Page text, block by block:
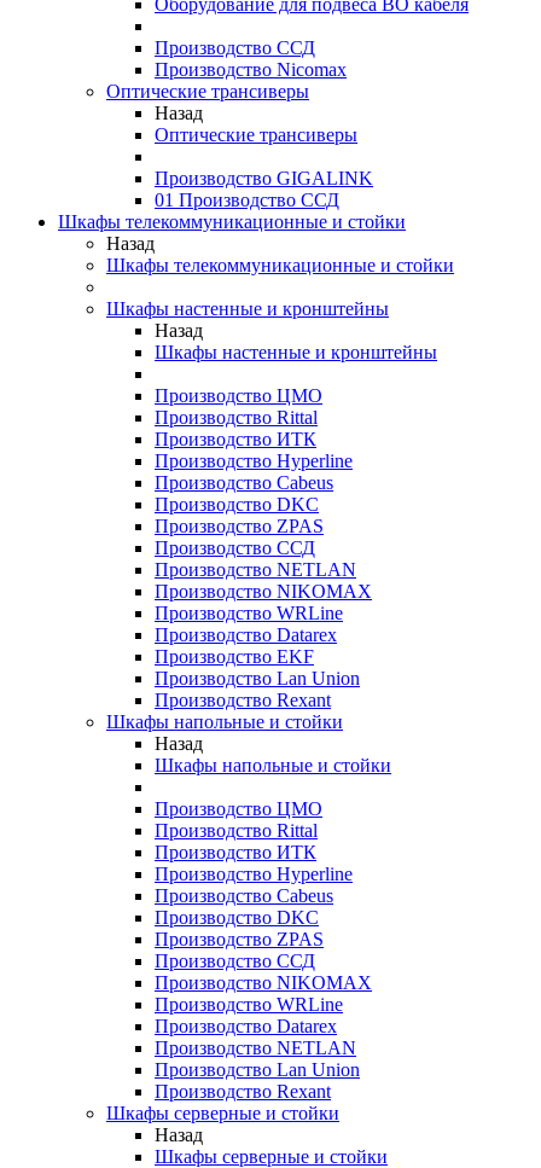
Оборудование для подвеса ВО кабеля
Производство ССД
Производство Nicomax
Оптические трансиверы
Назад
Оптические трансиверы
Производство GIGALINK
01 Производство ССД
Шкафы телекоммуникационные и стойки
Назад
Шкафы телекоммуникационные и стойки
Шкафы настенные и кронштейны
Назад
Шкафы настенные и кронштейны
Производство ЦМО
Производство Rittal
Производство ИТК
Производство Hyperline
Производство Cabeus
Производство DKC
Производство ZPAS
Производство ССД
Производство NETLAN
Производство NIKOMAX
Производство WRLine
Производство Datarex
Производство EKF
Производство Lan Union
Производство Rexant
Шкафы напольные и стойки
Назад
Шкафы напольные и стойки
Производство ЦМО
Производство Rittal
Производство ИТК
Производство Hyperline
Производство Cabeus
Производство DKC
Производство ZPAS
Производство ССД
Производство NIKOMAX
Производство WRLine
Производство Datarex
Производство NETLAN
Производство Lan Union
Производство Rexant
Шкафы серверные и стойки
Назад
Шкафы серверные и стойки